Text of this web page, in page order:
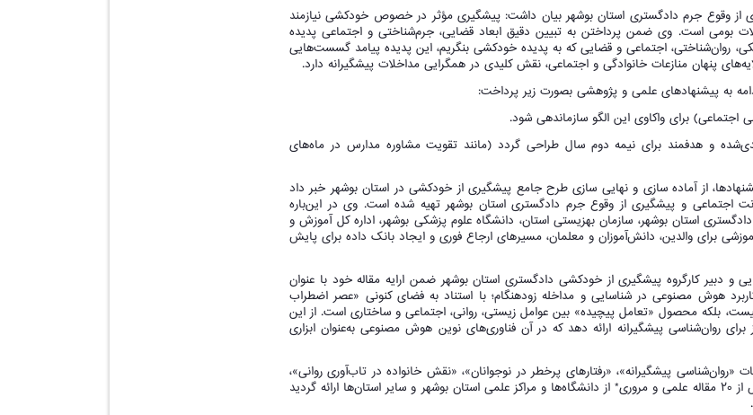
از وقوع جرم دادگستری استان بوشهر بیان داشت: پیشگیری مؤثر در خصوص خودکشی نیازمند
بومی است. وی ضمن پرداختن به تبیین دقیق ابعاد قضایی، جرم‌شناختی و اجتماعی پدیده
روان‌شناختی، اجتماعی و قضایی که به پدیده خودکشی بنگریم، این پدیده پیامد گسست‌هایی
پنهان منازعات خانوادگی و اجتماعی، نقش کلیدی در همگرایی مداخلات پیشگیرانه دارد.
به پیشنهادهای علمی و پژوهشی بصورت زیر پرداخت:
و هدفمند برای نیمه دوم سال طراحی گردد (مانند تقویت مشاوره مدارس در ماه‌های
از آماده‌ سازی و نهایی سازی طرح جامع پیشگیری از خودکشی در استان بوشهر خبر داد
اجتماعی و پیشگیری از وقوع جرم دادگستری استان بوشهر تهیه شده است. وی در این‌باره
استان بوشهر، سازمان بهزیستی استان، دانشگاه علوم پزشکی بوشهر، اداره کل آموزش و
برای والدین، دانش‌آموزان و معلمان، مسیرهای ارجاع فوری و ایجاد بانک داده برای پایش
و دبیر کارگروه پیشگیری از خودکشی دادگستری استان بوشهر ضمن ارایه مقاله خود با عنوان
هوش مصنوعی در شناسایی و مداخله زودهنگام؛ با استناد به فضای کنونی «عصر اضطراب
بلکه محصول «تعامل پیچیده» بین عوامل زیستی، روانی، اجتماعی و ساختاری است. از این
روان‌شناسی پیشگیرانه ارائه دهد که در آن فناوری‌های نوین هوش مصنوعی به‌عنوان ابزاری
پیشگیرانه»، «رفتارهای پرخطر در نوجوانان»، «نقش خانواده در تاب‌آوری روانی»،
و «نوآوری‌های فناورانه در سلامت روان» برپا شد. در این سمپوزیوم بیش از ۲۰ مقاله علمی و مروری* از دانشگاه‌ها و مراکز علمی استان بوشهر و سایر استان‌ها ارائه گردید